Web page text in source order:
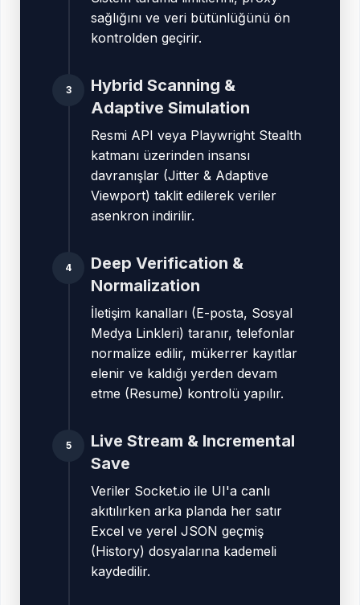
sağlığını ve veri bütünlüğünü ön
kontrolden geçirir.
3
Hybrid Scanning &
Adaptive Simulation
Resmi API veya Playwright Stealth
katmanı üzerinden insansı
davranışlar (Jitter & Adaptive
Viewport) taklit edilerek veriler
asenkron indirilir.
4
Deep Verification &
Normalization
İletişim kanalları (E-posta, Sosyal
Medya Linkleri) taranır, telefonlar
normalize edilir, mükerrer kayıtlar
elenir ve kaldığı yerden devam
etme (Resume) kontrolü yapılır.
5
Live Stream & Incremental
Save
Veriler Socket.io ile UI'a canlı
akıtılırken arka planda her satır
Excel ve yerel JSON geçmiş
(History) dosyalarına kademeli
kaydedilir.